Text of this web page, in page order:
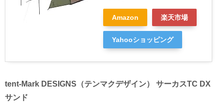
Amazon 楽天市場
Yahooショッピング
tent-Mark DESIGNS（テンマクデザイン） サーカスTC DX
サンド